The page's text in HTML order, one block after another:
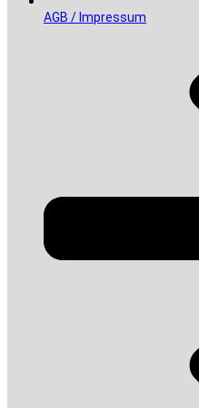
AGB / Impressum